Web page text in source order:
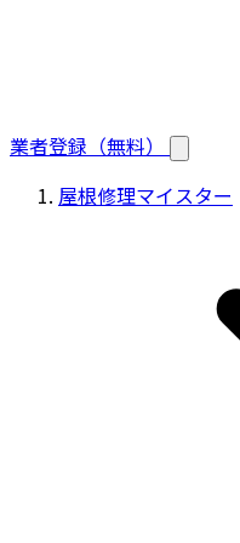
業者登録（無料）
屋根修理マイスター